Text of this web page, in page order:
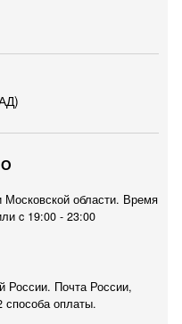
области. Время
c 19:00 - 23:00
России. Почта России,
оплаты.